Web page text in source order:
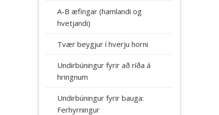
A-B æfingar (hamlandi og
hvetjandi)
Tvær beygjur í hverju horni
Undirbúningur fyrir að ríða á
hringnum
Undirbúningur fyrir bauga:
Ferhyrningur